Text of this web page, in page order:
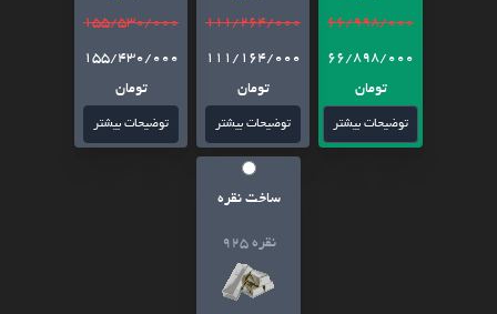
66/998/000
66/898/000
تومان
توضیحات بیشتر
111/264/000
111/164/000
تومان
توضیحات بیشتر
155/530/000
155/430/000
تومان
توضیحات بیشتر
ساخت نقره
نقره 925